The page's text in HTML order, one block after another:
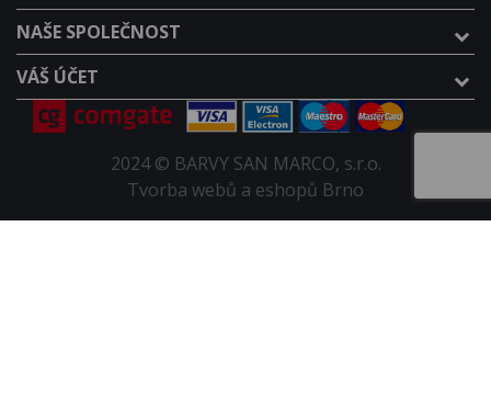
NAŠE SPOLEČNOST
VÁŠ ÚČET
2024 © BARVY SAN MARCO, s.r.o.
Tvorba webů a eshopů Brno